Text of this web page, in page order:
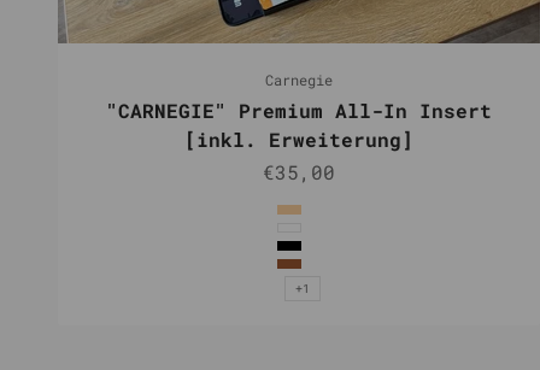
Carnegie
"CARNEGIE" Premium All-In Insert
[inkl. Erweiterung]
Angebot
€35,00
Farbe
Weiß
Schwarz
Braun
+1